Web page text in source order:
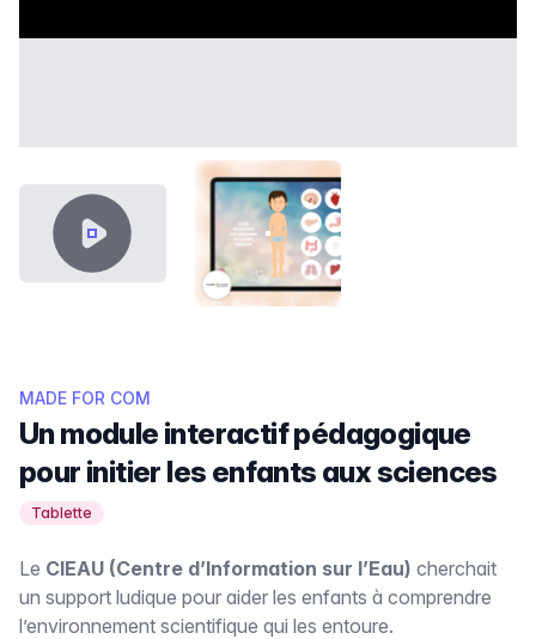
VIDEO CONTENT THUMB SHOWCASE CIEAU.PNG
MADE FOR COM
Un module interactif pédagogique
pour initier les enfants aux sciences
Tablette
Le CIEAU (Centre d’Information sur l’Eau) cherchait
un support ludique pour aider les enfants à comprendre
l’environnement scientifique qui les entoure.